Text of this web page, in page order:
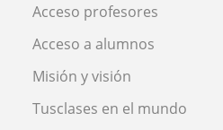
Acceso profesores
Acceso a alumnos
Misión y visión
Tusclases en el mundo